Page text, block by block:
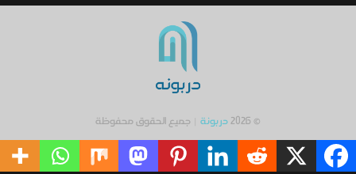
© 2026 دربونة | جميع الحقوق محفوظة